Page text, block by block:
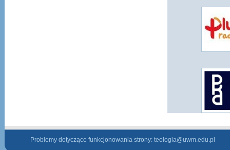
Problemy dotyczące funkcjonowania strony: teologia@uwm.edu.pl